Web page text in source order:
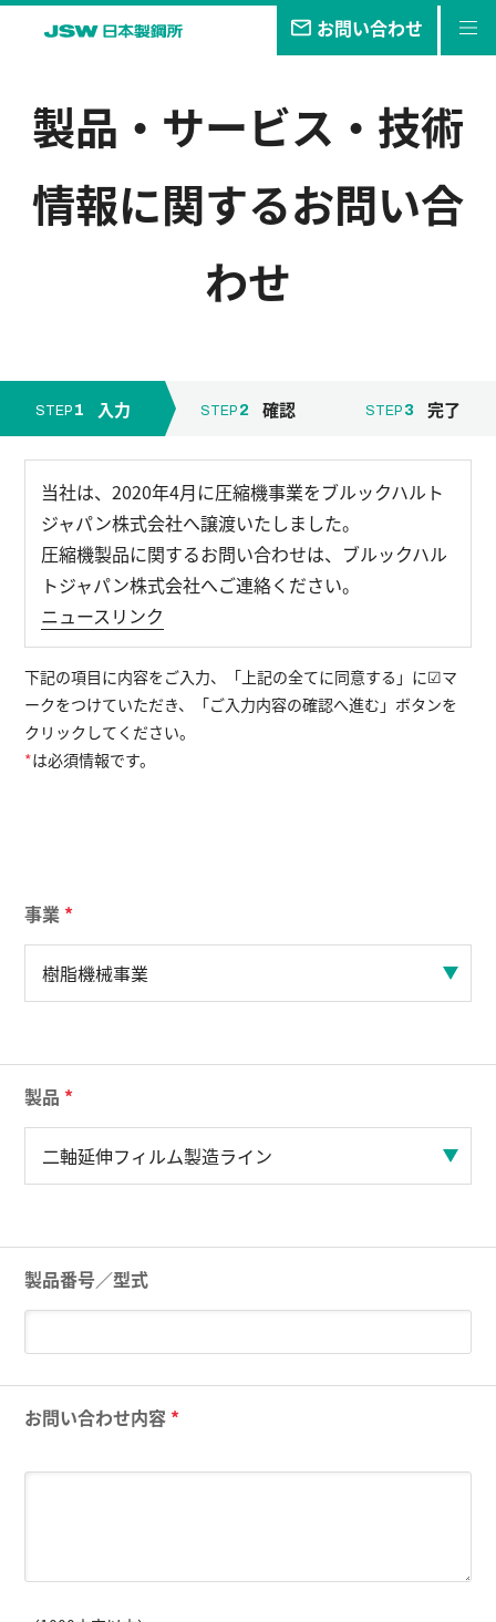
お問い合わせ
事業・製品
技報
採用情報
English お問い合わせ
製品・サービス・技術
情報に関するお問い合
わせ
STEP 1 入力 STEP 2 確認 STEP 3 完了
当社は、2020年4月に圧縮機事業をブルックハルト
ジャパン株式会社へ譲渡いたしました。
圧縮機製品に関するお問い合わせは、ブルックハル
トジャパン株式会社へご連絡ください。
ニュースリンク
下記の項目に内容をご入力、「上記の全てに同意する」に☑マ
ークをつけていただき、「ご入力内容の確認へ進む」ボタンを
クリックしてください。
*は必須情報です。
事業 *
製品 *
製品番号／型式
お問い合わせ内容 *